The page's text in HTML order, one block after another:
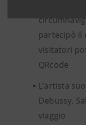
partecipò il
visitatori
QRcode
L’artista
Debussy,
viaggio